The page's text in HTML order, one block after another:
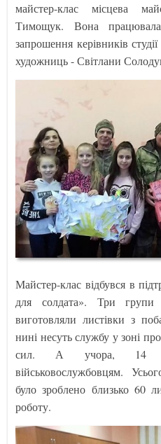
майстер-клас місцева
Тимощук. Вона
запрошення керівників
художниць - Світлани
Майстер-клас відбувся в
для солдата». Три
виготовляли листівки з
нині несуть службу у зоні
сил. А учора, 14
військовослужбовцям.
було зроблено близько 60
роботу.